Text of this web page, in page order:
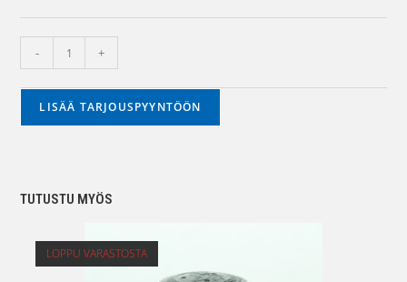
- +
LISÄÄ TARJOUSPYYNTÖÖN
TUTUSTU MYÖS
LOPPU VARASTOSTA